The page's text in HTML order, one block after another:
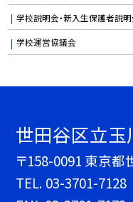
学校説明会・新入生保護者説
学校運営協議会
世田谷区立玉
〒158-0091 東京
TEL. 03-3701-7128